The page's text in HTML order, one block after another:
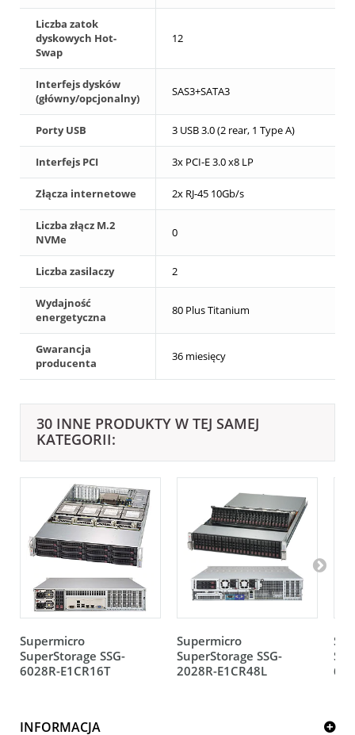
Liczba zatok
dyskowych Hot-
Swap
12
Interfejs dysków
(główny/opcjonalny)
SAS3+SATA3
Porty USB 3 USB 3.0 (2 rear, 1 Type A)
Interfejs PCI 3x PCI-E 3.0 x8 LP
Złącza internetowe 2x RJ-45 10Gb/s
Liczba złącz M.2
NVMe
0
Liczba zasilaczy 2
Wydajność
energetyczna
80 Plus Titanium
Gwarancja
producenta
36 miesięcy
30 INNE PRODUKTY W TEJ SAMEJ
KATEGORII:
Supermicro
SuperStorage SSG-
6028R-E1CR16T
Supermicro
SuperStorage SSG-
2028R-E1CR48L
INFORMACJA